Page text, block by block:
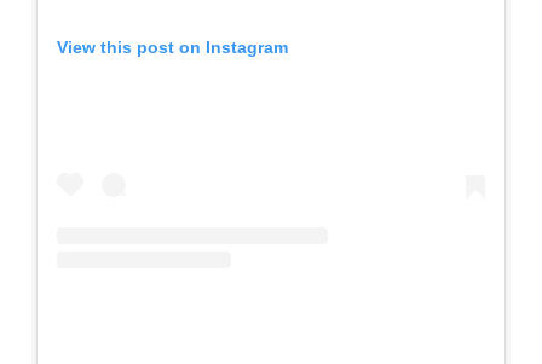
View this post on Instagram